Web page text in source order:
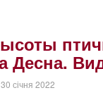
Десна.
30 січня 2022